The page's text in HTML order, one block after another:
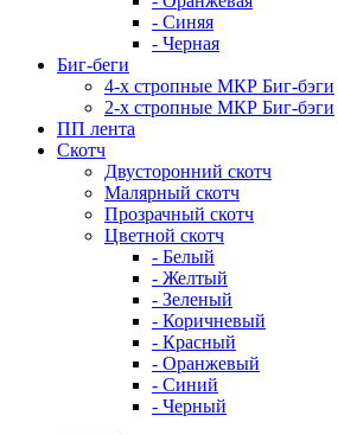
- Синяя
- Черная
Биг-беги
4-х стропные МКР Биг-бэги
2-х стропные МКР Биг-бэги
ПП лента
Скотч
Двусторонний скотч
Малярный скотч
Прозрачный скотч
Цветной скотч
- Белый
- Желтый
- Зеленый
- Коричневый
- Красный
- Оранжевый
- Синий
- Черный